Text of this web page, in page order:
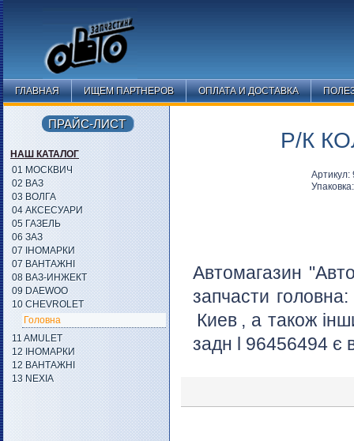
ГЛАВНАЯ ИЩЕМ ПАРТНЕРОВ ОПЛАТА И ДОСТАВКА
Р/К
Автомагазин
запчасти
Киев , а також
задн l 96456494 є
ПРАЙС-ЛИСТ
НАШ КАТАЛОГ
01 МОСКВИЧ
02 ВАЗ
03 ВОЛГА
04 АКСЕСУАРИ
05 ГАЗЕЛЬ
06 ЗАЗ
07 ІНОМАРКИ
07 ВАНТАЖНІ
08 ВАЗ-ИНЖЕКТ
09 DAEWOO
10 CHEVROLET
Головна
11 AMULET
12 ІНОМАРКИ
12 ВАНТАЖНІ
13 NEXIA